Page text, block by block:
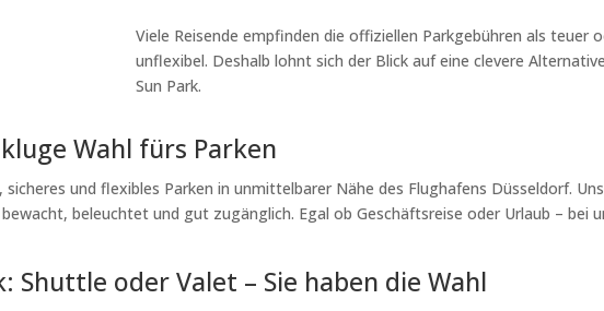
Viele Reisende empfinden die offiziellen Parkgebühren als teuer
unflexibel. Deshalb lohnt sich der Blick auf eine clevere
Sun Park.
Wahl fürs Parken
und flexibles Parken in unmittelbarer Nähe des Flughafens Düsseldorf.
beleuchtet und gut zugänglich. Egal ob Geschäftsreise oder Urlaub – bei
Shuttle oder Valet – Sie haben die Wahl